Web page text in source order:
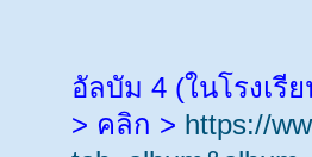
อัลบัม 4 (ในโรงเรี
> คลิก > https://